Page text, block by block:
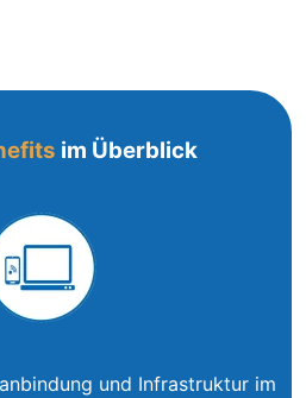
im Überblick
und Infrastruktur im